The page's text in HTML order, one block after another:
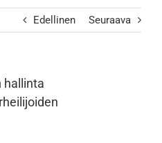
Edellinen Seuraava
hallinta